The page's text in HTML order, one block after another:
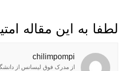
لطفا به این مقاله
chilimpompi
از مدرک فوق لیسانس از